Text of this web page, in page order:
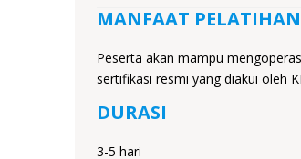
MANFAAT PELATIHAN
Peserta akan mampu
sertifikasi resmi yang diakui oleh
DURASI
3-5 hari